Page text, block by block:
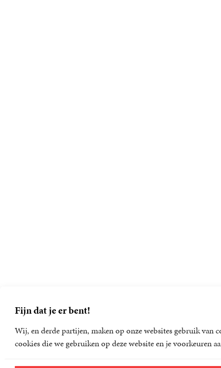
Fijn dat je er bent!
Wij, en derde partijen, maken op onze websites gebruik van
cookies die we gebruiken op deze website en je voorkeuren